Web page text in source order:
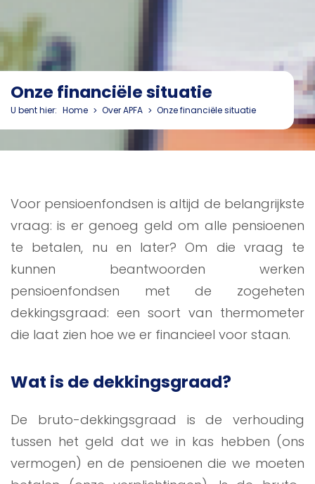
Onze financiële situatie
U bent hier: Home Over APFA Onze financiële situatie
Voor pensioenfondsen is altijd de belangrijkste
vraag: is er genoeg geld om alle pensioenen
te betalen, nu en later? Om die vraag te
kunnen beantwoorden werken
pensioenfondsen met de zogeheten
dekkingsgraad: een soort van thermometer
die laat zien hoe we er financieel voor staan.
Wat is de dekkingsgraad?
De bruto-dekkingsgraad is de verhouding
tussen het geld dat we in kas hebben (ons
vermogen) en de pensioenen die we moeten